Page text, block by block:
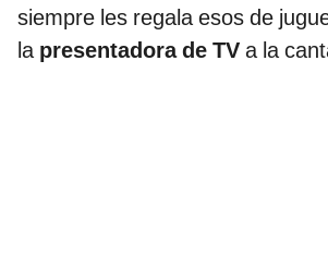
siempre les regala esos de
la presentadora de TV a la